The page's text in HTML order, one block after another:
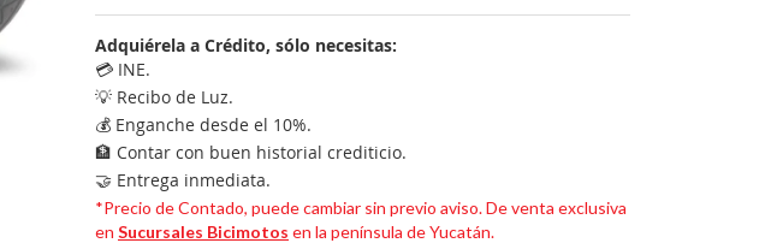
Adquiérela a Crédito, sólo necesitas:
💳 INE.
💡 Recibo de Luz.
💰 Enganche desde el 10%.
🏦 Contar con buen historial crediticio.
🤝 Entrega inmediata.
*Precio de Contado, puede cambiar sin previo aviso. De venta exclusiva
en Sucursales Bicimotos en la península de Yucatán.